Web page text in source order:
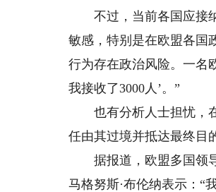
不过，当前各国应接纳
敏感，特别是在欧盟各国
行为存在政治风险。一名
我接收了3000人’。”
也有分析人士担忧，在
任由其过境并抵达最终目
据报道，欧盟多国领导
马格努斯·布伦纳表示：“